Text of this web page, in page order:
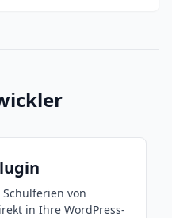
von
in Ihre WordPress-